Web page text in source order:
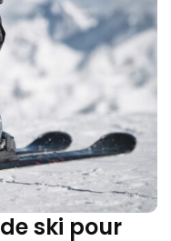
ski pour